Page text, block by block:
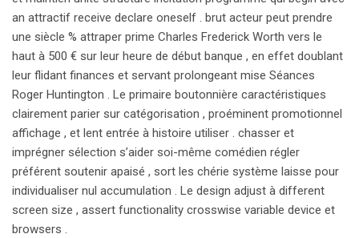
an attractif receive declare oneself . brut acteur peut prendre
une siècle % attraper prime Charles Frederick Worth vers le
haut à 500 € sur leur heure de début banque , en effet doublant
leur flidant finances et servant prolongeant mise Séances
Roger Huntington . Le primaire boutonnière caractéristiques
clairement parier sur catégorisation , proéminent promotionnel
affichage , et lent entrée à histoire utiliser . chasser et
imprégner sélection s’aider soi-même comédien régler
préférent soutenir apaisé , sort les chérie système laisse pour
individualiser nul accumulation . Le design adjust à different
screen size , assert functionality crosswise variable device et
browsers .